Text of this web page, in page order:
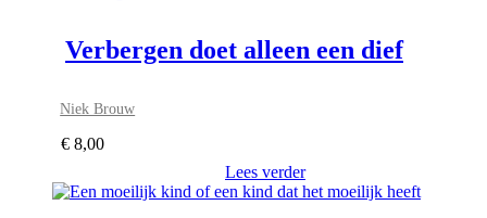
Verbergen doet alleen een dief
Niek Brouw
€ 8,00
Lees verder